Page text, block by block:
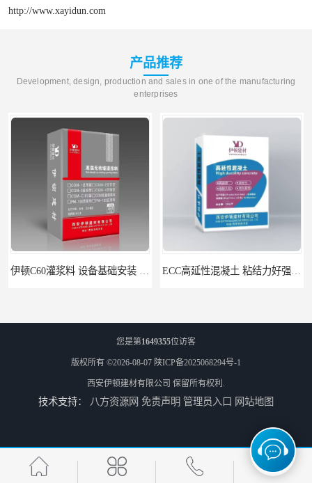
http://www.xayidun.com
产品推荐
Development, design, production and sales in one of the manufacturing
enterprises
伊顿C60灌浆料 设备基础安装 梁柱改造加固二次灌浆料 ECC高延性混凝土 粘结力好强度高 可弯曲抗震不开裂
伊顿 水泥路面修补料 路面破损起皮快速修补 2小时通车
您是第1649355位访客
版权所有 ©2026-08-07 陕ICP备2025068294号-1
西安伊顿建材有限公司 保留所有权利.
技术支持： 八方资源网 免责声明 管理员入口 网站地图